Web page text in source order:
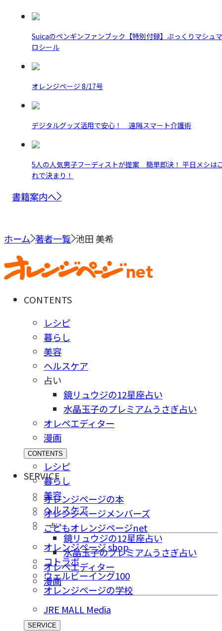
Suicaのペンギンファンブック【特別付録】ぷっくりマシュマ
ロシール
オレンジページ 8/17号
デジタルグッズ活用で安心！ 遠隔スマート介護術
5人の人気男子フーディストが提案 簡単即決！ 平日メシは
れで決まり！
書籍案内へ
ホーム 著者一覧 池田 美希
CONTENTS
レシピ
暮らし
美容
ヘルスケア
占い
鏡リュウジの12星座占い
水晶玉子のプレミアムうさぎ占い
オレペエディター
漫画
CONTENTS
レシピ
暮らし
美容
ヘルスケア
占い
鏡リュウジの12星座占い
水晶玉子のプレミアムうさぎ占い
オレペエディター
漫画
SERVICE
オレンジページの本
オレンジページメンバーズ
こどもオレンジページnet
オレンジページ shop
コトラボ
ウェルビーイング100
オレンジページの学校
JRE MALL Media
SERVICE